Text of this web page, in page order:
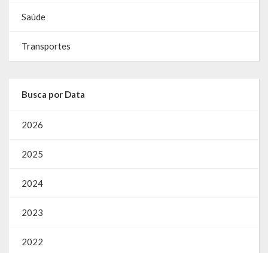
Saúde
Transportes
Busca por Data
2026
2025
2024
2023
2022